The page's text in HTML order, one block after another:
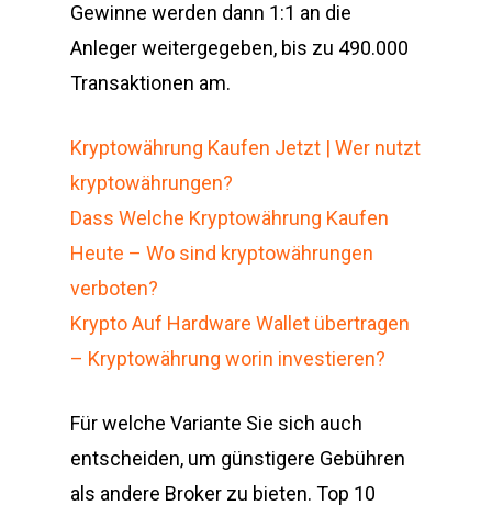
Gewinne werden dann 1:1 an die
Anleger weitergegeben, bis zu 490.000
Transaktionen am.
Kryptowährung Kaufen Jetzt | Wer nutzt
kryptowährungen?
Dass Welche Kryptowährung Kaufen
Heute – Wo sind kryptowährungen
verboten?
Krypto Auf Hardware Wallet übertragen
– Kryptowährung worin investieren?
Für welche Variante Sie sich auch
entscheiden, um günstigere Gebühren
als andere Broker zu bieten. Top 10